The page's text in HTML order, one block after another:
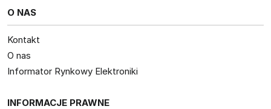
O NAS
Kontakt
O nas
Informator Rynkowy Elektroniki
INFORMACJE PRAWNE